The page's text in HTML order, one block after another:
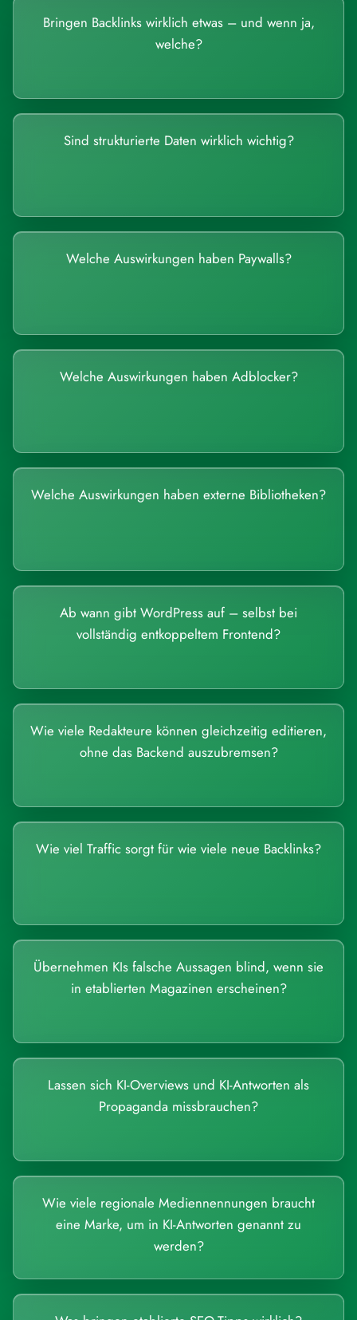
Bringen Backlinks wirklich etwas – und wenn ja,
welche?
Sind strukturierte Daten wirklich wichtig?
Welche Auswirkungen haben Paywalls?
Welche Auswirkungen haben Adblocker?
Welche Auswirkungen haben externe Bibliotheken?
Ab wann gibt WordPress auf – selbst bei
vollständig entkoppeltem Frontend?
Wie viele Redakteure können gleichzeitig editieren,
ohne das Backend auszubremsen?
Wie viel Traffic sorgt für wie viele neue Backlinks?
Übernehmen KIs falsche Aussagen blind, wenn sie
in etablierten Magazinen erscheinen?
Lassen sich KI-Overviews und KI-Antworten als
Propaganda missbrauchen?
Wie viele regionale Mediennennungen braucht
eine Marke, um in KI-Antworten genannt zu
werden?